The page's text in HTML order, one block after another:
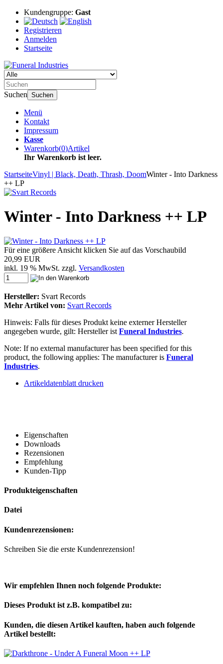
Kundengruppe: Gast
Registrieren
Anmelden
Startseite
Suchen Suchen
Menü
Kontakt
Impressum
Kasse
Warenkorb(0)Artikel
Ihr Warenkorb ist leer.
StartseiteVinyl | Black, Death, Thrash, DoomWinter - Into Darkness
++ LP
Winter - Into Darkness ++ LP
Für eine größere Ansicht klicken Sie auf das Vorschaubild
20,99 EUR
inkl. 19 % MwSt. zzgl. Versandkosten
Hersteller: Svart Records
Mehr Artikel von: Svart Records
Hinweis: Falls für dieses Produkt keine externer Hersteller
angegeben wurde, gilt: Hersteller ist Funeral Industries.
Note: If no external manufacturer has been specified for this
product, the following applies: The manufacturer is Funeral
Industries.
Artikeldatenblatt drucken
Eigenschaften
Downloads
Rezensionen
Empfehlung
Kunden-Tipp
Produkteigenschaften
Datei
Kundenrezensionen:
Schreiben Sie die erste Kundenrezension!
Wir empfehlen Ihnen noch folgende Produkte:
Dieses Produkt ist z.B. kompatibel zu:
Kunden, die diesen Artikel kauften, haben auch folgende
Artikel bestellt: